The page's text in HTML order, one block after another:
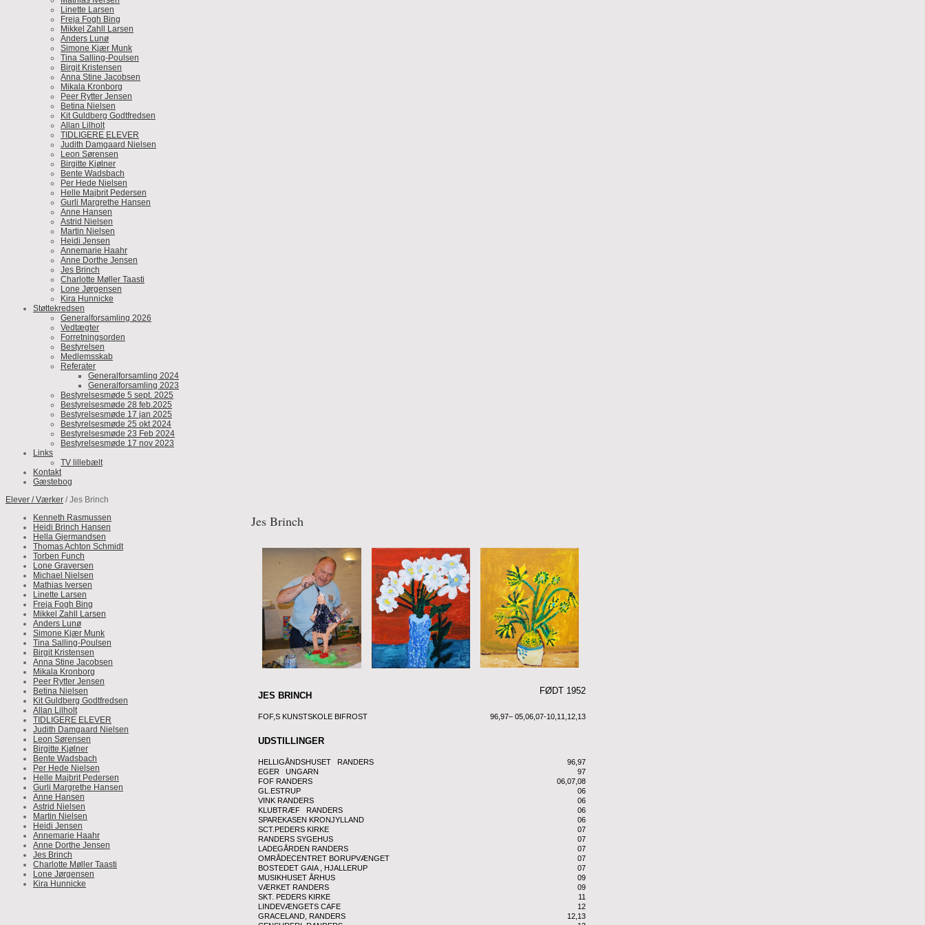
Linette Larsen
Freja Fogh Bing
Mikkel Zahll Larsen
Anders Lunø
Simone Kjær Munk
Tina Salling-Poulsen
Birgit Kristensen
Anna Stine Jacobsen
Mikala Kronborg
Peer Rytter Jensen
Betina Nielsen
Kit Guldberg Godtfredsen
Allan Lilholt
TIDLIGERE ELEVER
Judith Damgaard Nielsen
Leon Sørensen
Birgitte Kjølner
Bente Wadsbach
Per Hede Nielsen
Helle Majbrit Pedersen
Gurli Margrethe Hansen
Anne Hansen
Astrid Nielsen
Martin Nielsen
Heidi Jensen
Annemarie Haahr
Anne Dorthe Jensen
Jes Brinch
Charlotte Møller Taasti
Lone Jørgensen
Kira Hunnicke
Støttekredsen
Generalforsamling 2026
Vedtægter
Forretningsorden
Bestyrelsen
Medlemsskab
Referater
Generalforsamling 2024
Generalforsamling 2023
Bestyrelsesmøde 5 sept. 2025
Bestyrelsesmøde 28 feb.2025
Bestyrelsesmøde 17 jan 2025
Bestyrelsesmøde 25 okt 2024
Bestyrelsesmøde 23 Feb 2024
Bestyrelsesmøde 17 nov 2023
Links
TV lillebælt
Kontakt
Gæstebog
Elever / Værker / Jes Brinch
Kenneth Rasmussen
Heidi Brinch Hansen
Hella Gjermandsen
Thomas Achton Schmidt
Torben Funch
Lone Graversen
Michael Nielsen
Mathias Iversen
Linette Larsen
Freja Fogh Bing
Mikkel Zahll Larsen
Anders Lunø
Simone Kjær Munk
Tina Salling-Poulsen
Birgit Kristensen
Anna Stine Jacobsen
Mikala Kronborg
Peer Rytter Jensen
Betina Nielsen
Kit Guldberg Godtfredsen
Allan Lilholt
TIDLIGERE ELEVER
Judith Damgaard Nielsen
Leon Sørensen
Birgitte Kjølner
Bente Wadsbach
Per Hede Nielsen
Helle Majbrit Pedersen
Gurli Margrethe Hansen
Anne Hansen
Astrid Nielsen
Martin Nielsen
Heidi Jensen
Annemarie Haahr
Anne Dorthe Jensen
Jes Brinch
Charlotte Møller Taasti
Lone Jørgensen
Kira Hunnicke
Jes Brinch
JES BRINCH FØDT 1952
FOF,S KUNSTSKOLE BIFROST 96,97– 05,06,07-10,11,12,13
UDSTILLINGER
HELLIGÅNDSHUSET RANDERS
96,97
EGER UNGARN
97
FOF RANDERS
06,07,08
GL.ESTRUP
06
VINK RANDERS
06
KLUBTRÆF RANDERS
06
SPAREKASEN KRONJYLLAND
06
SCT.PEDERS KIRKE
07
RANDERS SYGEHUS
07
LADEGÅRDEN RANDERS
07
OMRÅDECENTRET BORUPVÆNGET
07
BOSTEDET GAIA , HJALLERUP
07
MUSIKHUSET ÅRHUS
09
VÆRKET RANDERS
09
SKT. PEDERS KIRKE
11
LINDEVÆNGETS CAFE
12
GRACELAND, RANDERS
12,13